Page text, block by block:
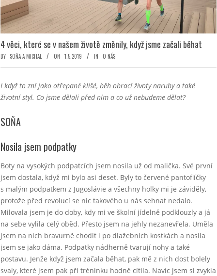
4 věci, které se v našem životě změnily, když jsme začali běhat
BY: SOŇA A MICHAL ON: 1.5.2019 IN: O NÁS
I když to zní jako otřepané klišé, běh obrací životy naruby a také
životní styl. Co jsme dělali před ním a co už nebudeme dělat?
SOŇA
Nosila jsem podpatky
Boty na vysokých podpatcích jsem nosila už od malička. Své první
jsem dostala, když mi bylo asi deset. Byly to červené pantoflíčky
s malým podpatkem z Jugoslávie a všechny holky mi je záviděly,
protože před revolucí se nic takového u nás sehnat nedalo.
Milovala jsem je do doby, kdy mi ve školní jídelně podklouzly a já
na sebe vylila celý oběd. Přesto jsem na jehly nezanevřela. Uměla
jsem na nich bravurně chodit i po dlažebních kostkách a nosila
jsem se jako dáma. Podpatky nádherně tvarují nohy a také
postavu. Jenže když jsem začala běhat, pak mě z nich dost bolely
svaly, které jsem pak při tréninku hodně cítila. Navíc jsem si zvykla